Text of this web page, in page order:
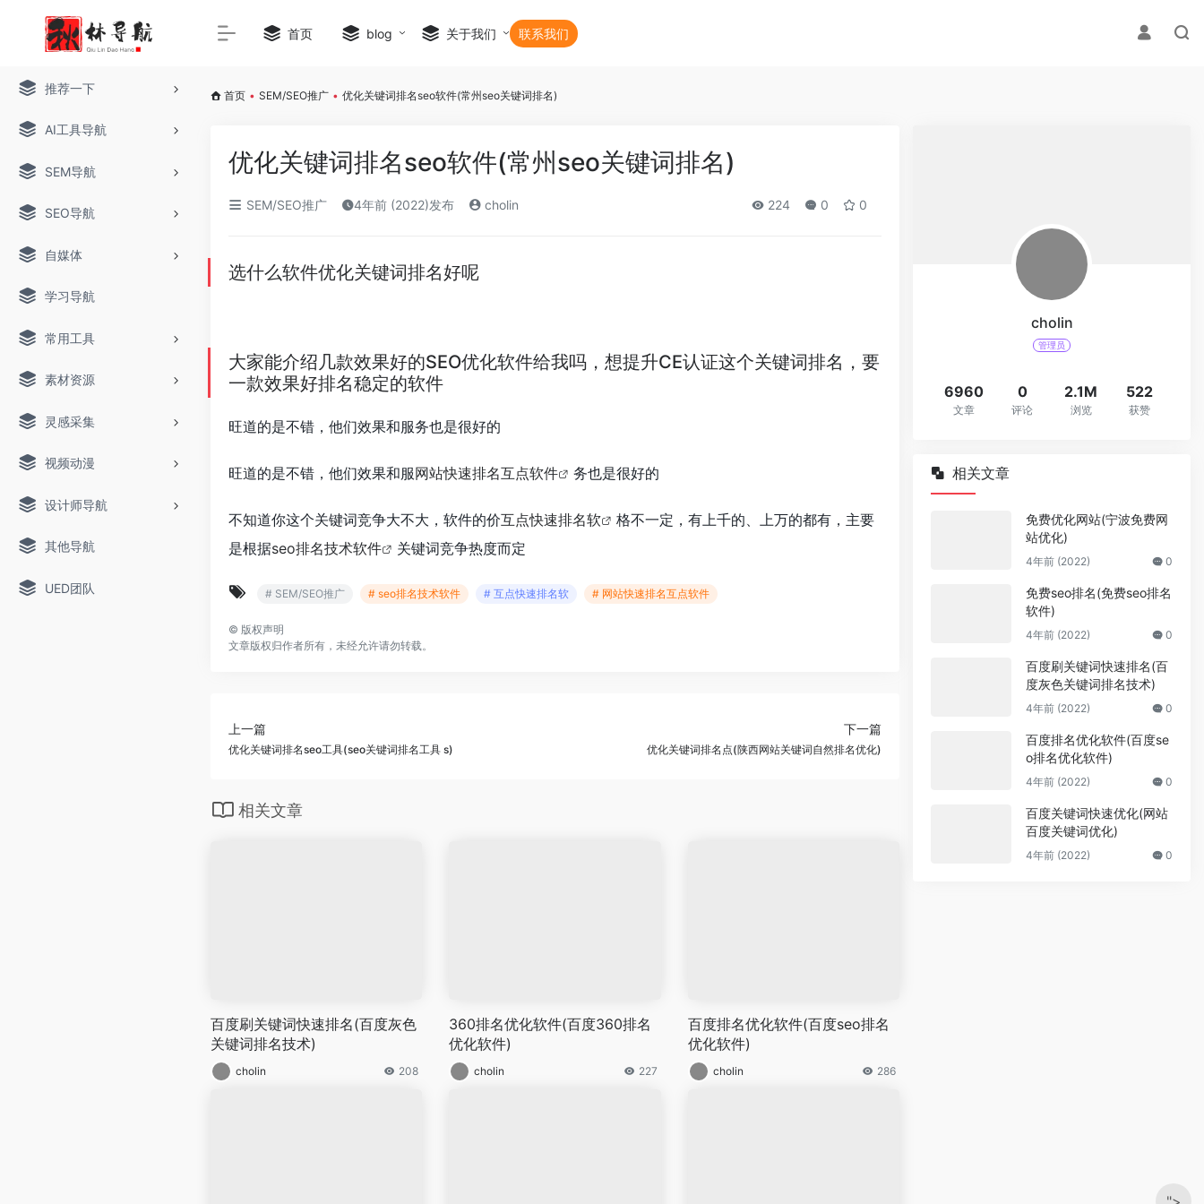
推荐一下
AI工具导航
SEM导航
SEO导航
自媒体
学习导航
常用工具
素材资源
灵感采集
视频动漫
设计师导航
其他导航
UED团队
首页 blog 关于我们 联系我们
首页 • SEM/SEO推广 • 优化关键词排名seo软件(常州seo关键词排名)
优化关键词排名seo软件(常州seo关键词排名)
SEM/SEO推广 4年前 (2022)发布 cholin 224 0 0
选什么软件优化关键词排名好呢
大家能介绍几款效果好的SEO优化软件给我吗，想提升CE认证这个关键词排名，要
一款效果好排名稳定的软件
旺道的是不错，他们效果和服务也是很好的
旺道的是不错，他们效果和服网站快速排名互点软件 务也是很好的
不知道你这个关键词竞争大不大，软件的价互点快速排名软
格不一定，有上千的、上万的都有，主要
是根据seo排名技术软件 关键词竞争热度而定
# SEM/SEO推广 # seo排名技术软件 # 互点快速排名软 # 网站快速排名互点软件
© 版权声明
文章版权归作者所有，未经允许请勿转载。
上一篇
优化关键词排名seo工具(seo关键词排名工具 s)
下一篇
优化关键词排名点(陕西网站关键词自然排名优化)
相关文章
百度刷关键词快速排名(百度灰色
关键词排名技术)
cholin 208
360排名优化软件(百度360排名
优化软件)
cholin 227
百度排名优化软件(百度seo排名
优化软件)
cholin 286
cholin
管理员
6960
文章
0
评论
2.1M
浏览
522
获赞
相关文章
免费优化网站(宁波免费网
站优化)
4年前 (2022) 0
免费seo排名(免费seo排名
软件)
4年前 (2022) 0
百度刷关键词快速排名(百
度灰色关键词排名技术)
4年前 (2022) 0
百度排名优化软件(百度se
o排名优化软件)
4年前 (2022) 0
百度关键词快速优化(网站
百度关键词优化)
4年前 (2022) 0